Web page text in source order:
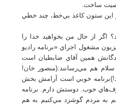
ساخت.
اين ستون کاغذ بي‌خط، چند خطي
از حال من بخواهيد خدا را
مشغول اجراي «برنامه راديو
همين آقاي ضابطيان است
هم مي‌رسانند.(منصور خان!
خوبي است آرامش بخش
خوب. دوستش دارم. برنامه
به مردم گوشزد مي‌کنيم به هم